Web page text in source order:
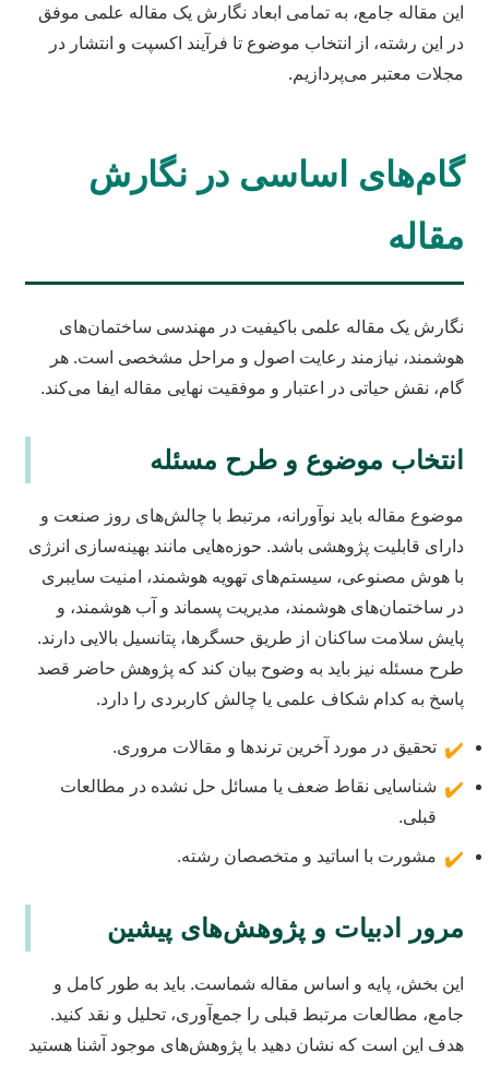
این مقاله جامع، به تمامی ابعاد نگارش یک مقاله علمی موفق
در این رشته، از انتخاب موضوع تا فرآیند اکسپت و انتشار در
مجلات معتبر می‌پردازیم.
گام‌های اساسی در نگارش
مقاله
نگارش یک مقاله علمی باکیفیت در مهندسی ساختمان‌های
هوشمند، نیازمند رعایت اصول و مراحل مشخصی است. هر
گام، نقش حیاتی در اعتبار و موفقیت نهایی مقاله ایفا می‌کند.
انتخاب موضوع و طرح مسئله
موضوع مقاله باید نوآورانه، مرتبط با چالش‌های روز صنعت و
دارای قابلیت پژوهشی باشد. حوزه‌هایی مانند بهینه‌سازی انرژی
با هوش مصنوعی، سیستم‌های تهویه هوشمند، امنیت سایبری
در ساختمان‌های هوشمند، مدیریت پسماند و آب هوشمند، و
پایش سلامت ساکنان از طریق حسگرها، پتانسیل بالایی دارند.
طرح مسئله نیز باید به وضوح بیان کند که پژوهش حاضر قصد
پاسخ به کدام شکاف علمی یا چالش کاربردی را دارد.
✔️ تحقیق در مورد آخرین ترندها و مقالات مروری.
✔️ شناسایی نقاط ضعف یا مسائل حل نشده در مطالعات
قبلی.
✔️ مشورت با اساتید و متخصصان رشته.
مرور ادبیات و پژوهش‌های پیشین
این بخش، پایه و اساس مقاله شماست. باید به طور کامل و
جامع، مطالعات مرتبط قبلی را جمع‌آوری، تحلیل و نقد کنید.
هدف این است که نشان دهید با پژوهش‌های موجود آشنا هستید